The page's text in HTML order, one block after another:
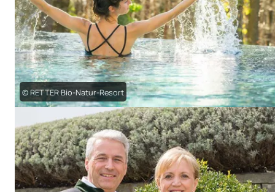
© RETTER Bio-Natur-Resort